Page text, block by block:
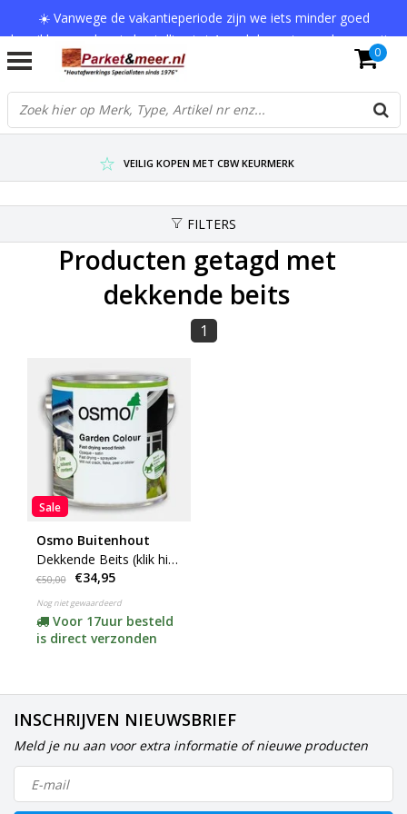
☀️ Vanwege de vakantieperiode zijn we iets minder goed
bereikbaar en kan je bestelling tot 1 werkdag extra onderweg zijn.
Bedankt voor je begrip!
VERZENDKOSTEN € 7,95 (GRATIS VA €75,-)
SCHERPSTE PRIJZEN TOT WEL 75% KORTING !
VEILIG KOPEN MET CBW KEURMERK
0
FILTERS
Producten getagd met
dekkende beits
1
Sale
Osmo Buitenhout
Dekkende Beits (klik hier
voor uw kleur)
€50,00 €34,95
Nog niet gewaardeerd
Voor 17uur besteld
is direct verzonden
INSCHRIJVEN NIEUWSBRIEF
Meld je nu aan voor extra informatie of nieuwe producten